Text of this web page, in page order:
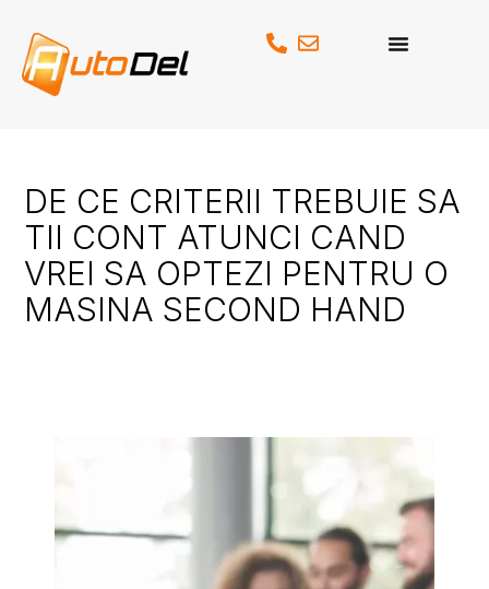
content
DE CE CRITERII TREBUIE SA
TII CONT ATUNCI CAND
VREI SA OPTEZI PENTRU O
MASINA SECOND HAND